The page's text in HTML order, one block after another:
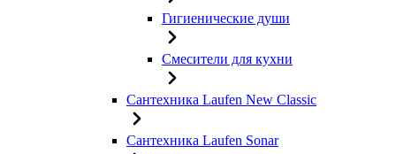
Гигиенические души
Смесители для кухни
Сантехника Laufen New Classic
Сантехника Laufen Sonar